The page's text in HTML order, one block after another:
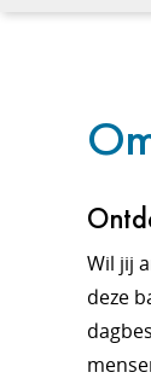
Wil jij
deze